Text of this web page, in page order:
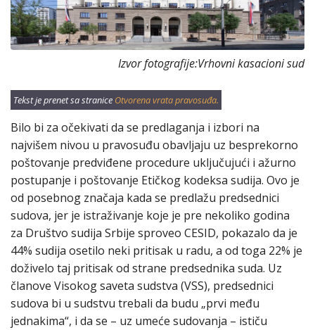
Izvor fotografije:Vrhovni kasacioni sud
Tekst je prenet sa stranice Otvorena vrata pravosuđa.
Bilo bi za očekivati da se predlaganja i izbori na
najvišem nivou u pravosuđu obavljaju uz besprekorno
poštovanje predviđene procedure uključujući i ažurno
postupanje i poštovanje Etičkog kodeksa sudija. Ovo je
od posebnog značaja kada se predlažu predsednici
sudova, jer je istraživanje koje je pre nekoliko godina
za Društvo sudija Srbije sproveo CESID, pokazalo da je
44% sudija osetilo neki pritisak u radu, a od toga 22% je
doživelo taj pritisak od strane predsednika suda. Uz
članove Visokog saveta sudstva (VSS), predsednici
sudova bi u sudstvu trebali da budu „prvi među
jednakima“, i da se – uz umeće sudovanja – ističu